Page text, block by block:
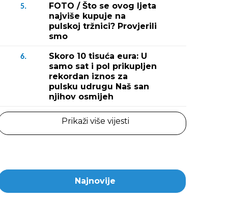
5.
FOTO / Što se ovog ljeta
najviše kupuje na
pulskoj tržnici? Provjerili
smo
6.
Skoro 10 tisuća eura: U
samo sat i pol prikupljen
rekordan iznos za
pulsku udrugu Naš san
njihov osmijeh
Prikaži više vijesti
Najnovije